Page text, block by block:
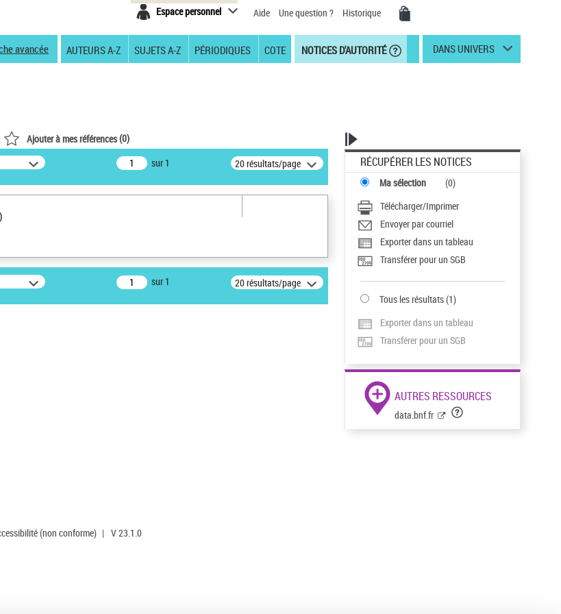
Espace personnel Aide Une question ? Historique
avancée AUTEURS A-Z SUJETS A-Z PÉRIODIQUES COTE NOTICES D'AUTORITÉ DANS UNIVERS
Ajouter à mes références(0)
sur 1 20 résultats/page
sur 1 20 résultats/page
RÉCUPÉRER LES NOTICES
Ma sélection (0)
Télécharger/Imprimer
Envoyer par courriel
Exporter dans un tableau
Transférer pour un SGB
Tous les résultats(1)
Exporter dans un tableau
Transférer pour un SGB
AUTRES RESSOURCES
data.bnf.fr
(non conforme) | V 23.1.0